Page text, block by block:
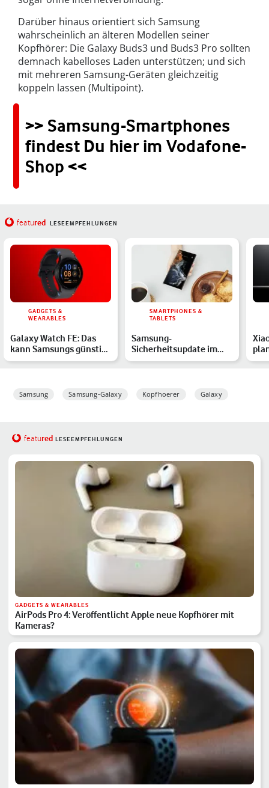
Darüber hinaus orientiert sich Samsung
wahrscheinlich an älteren Modellen seiner
Kopfhörer: Die Galaxy Buds3 und Buds3 Pro sollten
demnach kabelloses Laden unterstützen; und sich
mit mehreren Samsung-Geräten gleichzeitig
koppeln lassen (Multipoint).
>> Samsung-Smartphones
findest Du hier im Vodafone-
Shop <<
featured LESEEMPFEHLUNGEN
GADGETS &
WEARABLES
Galaxy Watch FE: Das
kann Samsungs günstige
Smartwatch
SMARTPHONES &
TABLETS
Samsung-
Sicherheitsupdate im
Juli 2026 für diese
Samsung Samsung-Galaxy Kopfhoerer Galaxy
featured LESEEMPFEHLUNGEN
GADGETS & WEARABLES
AirPods Pro 4: Veröffentlicht Apple neue Kopfhörer mit
Kameras?